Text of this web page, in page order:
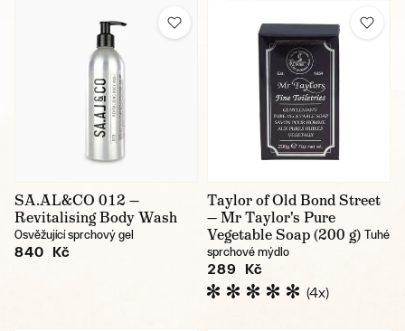
SA.AL&CO 012 —
Revitalising Body Wash
Osvěžující sprchový gel
840 Kč
Taylor of Old Bond Street
— Mr Taylor's Pure
Vegetable Soap (200 g) Tuhé
sprchové mýdlo
289 Kč
(4x)